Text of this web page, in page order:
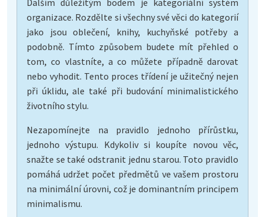
organizace. Rozdělte si všechny své věci do kategorií
jako jsou oblečení, knihy, kuchyňské potřeby a
podobně. Tímto způsobem budete mít přehled o
tom, co vlastníte, a co můžete případně darovat
nebo vyhodit. Tento proces třídení je užitečný nejen
při úklidu, ale také při budování minimalistického
životního stylu.
Nezapomínejte na pravidlo jednoho přírůstku,
jednoho výstupu. Kdykoliv si koupíte novou věc,
snažte se také odstranit jednu starou. Toto pravidlo
pomáhá udržet počet předmětů ve vašem prostoru
na minimální úrovni, což je dominantním principem
minimalismu.